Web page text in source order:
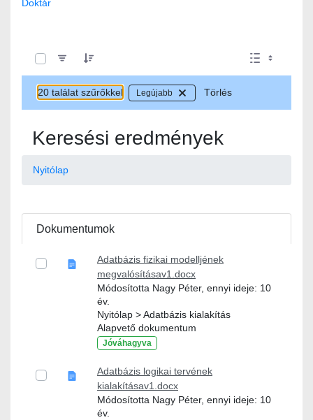
Doktár
20 találat szűrőkkel Legújabb Törlés
Keresési eredmények
Nyitólap
Dokumentumok
Adatbázis fizikai modelljének
megvalósításav1.docx
Módosította Nagy Péter, ennyi ideje: 10
év.
Nyitólap > Adatbázis kialakítás
Alapvető dokumentum
Jóváhagyva
Adatbázis logikai tervének
kialakításav1.docx
Módosította Nagy Péter, ennyi ideje: 10
év.